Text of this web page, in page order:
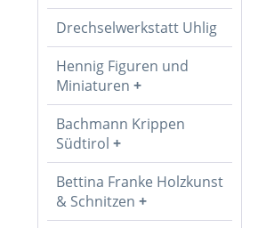
Drechselwerkstatt Uhlig
Hennig Figuren und
Miniaturen
Bachmann Krippen
Südtirol
Bettina Franke Holzkunst
& Schnitzen